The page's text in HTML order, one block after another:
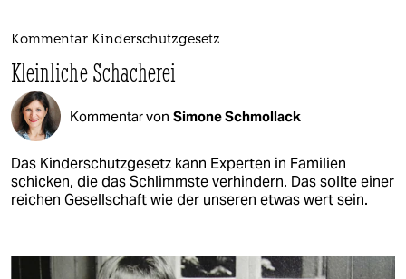
Kommentar Kinderschutzgesetz
Kleinliche Schacherei
Kommentar von Simone Schmollack
Das Kinderschutzgesetz kann Experten in Familien
schicken, die das Schlimmste verhindern. Das sollte einer
reichen Gesellschaft wie der unseren etwas wert sein.